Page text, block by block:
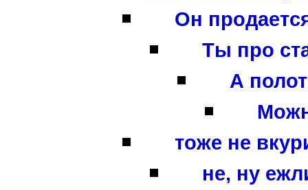
Он
Ты про
А
тоже не
не, ну